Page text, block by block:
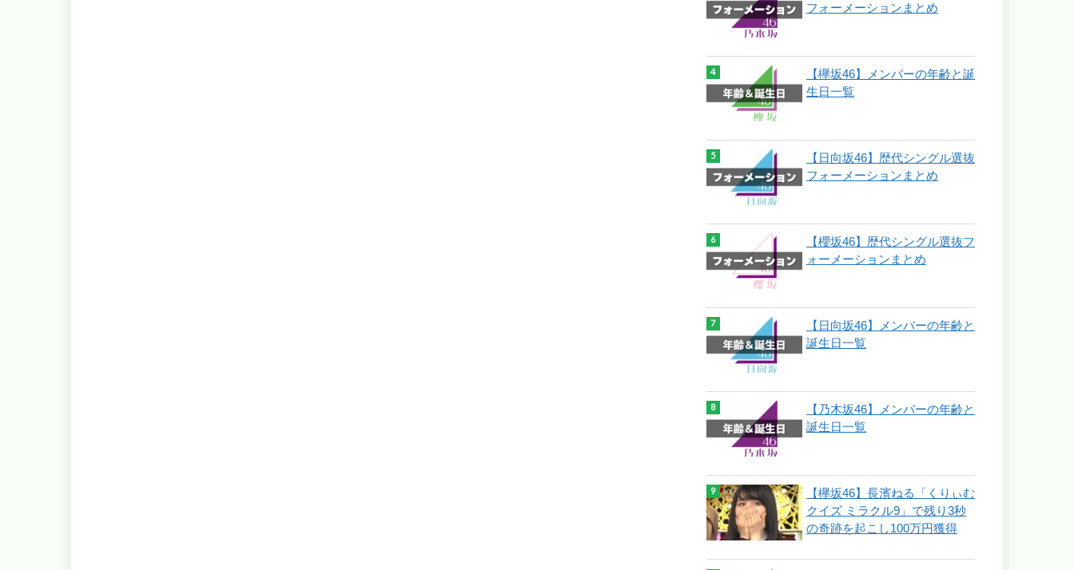
フォーメーションまとめ
【欅坂46】メンバーの年齢と誕
生日一覧
【日向坂46】歴代シングル選抜
フォーメーションまとめ
【櫻坂46】歴代シングル選抜フ
ォーメーションまとめ
【日向坂46】メンバーの年齢と
誕生日一覧
【乃木坂46】メンバーの年齢と
誕生日一覧
【欅坂46】長濱ねる「くりぃむ
クイズ ミラクル9」で残り3秒
の奇跡を起こし100万円獲得